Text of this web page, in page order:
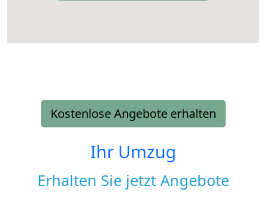
Kostenlose Angebote erhalten
Ihr Umzug
Erhalten Sie jetzt Angebote